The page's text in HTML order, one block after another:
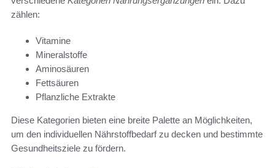
zählen:
Vitamine
Mineralstoffe
Aminosäuren
Fettsäuren
Pflanzliche Extrakte
Diese Kategorien bieten eine breite Palette an Möglichkeiten,
um den individuellen Nährstoffbedarf zu decken und bestimmte
Gesundheitsziele zu fördern.